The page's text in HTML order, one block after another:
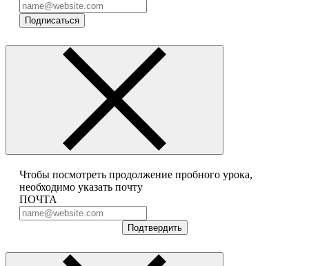
Подписаться
Чтобы посмотреть продолжение пробного урока,
необходимо указать почту
ПОЧТА
Подтвердить